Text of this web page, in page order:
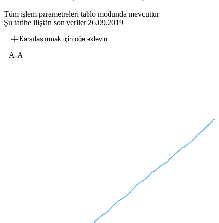
Tüm işlem parametreleri tablo modunda mevcuttur
Şu tarihe ilişkin son veriler 26.09.2019
Karşılaştırmak için öğe ekleyin